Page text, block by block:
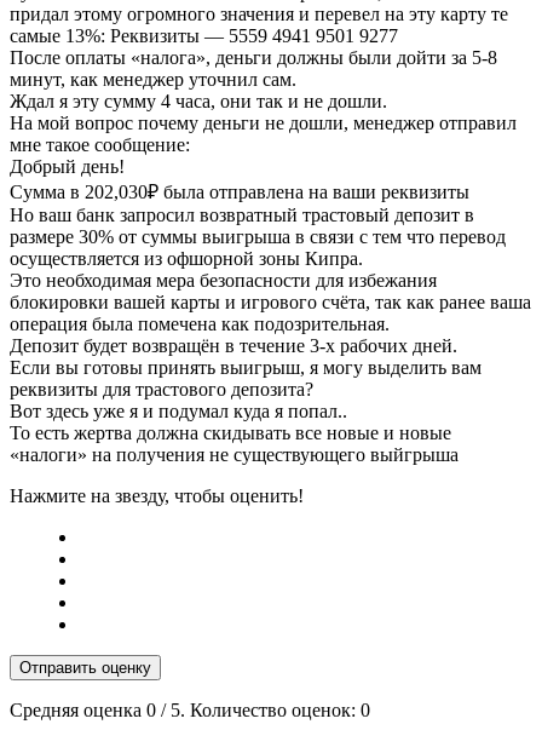
придал этому огромного значения и перевел на эту карту те
самые 13%: Реквизиты — 5559 4941 9501 9277
После оплаты «налога», деньги должны были дойти за 5-8
минут, как менеджер уточнил сам.
Ждал я эту сумму 4 часа, они так и не дошли.
На мой вопрос почему деньги не дошли, менеджер отправил
мне такое сообщение:
Добрый день!
Сумма в 202,030₽ была отправлена на ваши реквизиты
Но ваш банк запросил возвратный трастовый депозит в
размере 30% от суммы выигрыша в связи с тем что перевод
осуществляется из офшорной зоны Кипра.
Это необходимая мера безопасности для избежания
блокировки вашей карты и игрового счёта, так как ранее ваша
операция была помечена как подозрительная.
Депозит будет возвращён в течение 3-х рабочих дней.
Если вы готовы принять выигрыш, я могу выделить вам
реквизиты для трастового депозита?
Вот здесь уже я и подумал куда я попал..
То есть жертва должна скидывать все новые и новые
«налоги» на получения не существующего выйгрыша
Нажмите на звезду, чтобы оценить!
Отправить оценку
Средняя оценка 0 / 5. Количество оценок: 0